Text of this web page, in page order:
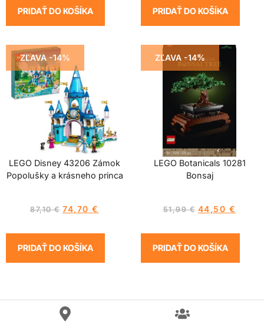
PRIDAŤ DO KOŠÍKA PRIDAŤ DO KOŠÍKA
ZĽAVA -14%
LEGO Disney 43206 Zámok
Popolušky a krásneho princa
87,10€ 74,70€
PRIDAŤ DO KOŠÍKA
ZĽAVA -14%
LEGO Botanicals 10281
Bonsaj
51,99€ 44,50 €
PRIDAŤ DO KOŠÍKA